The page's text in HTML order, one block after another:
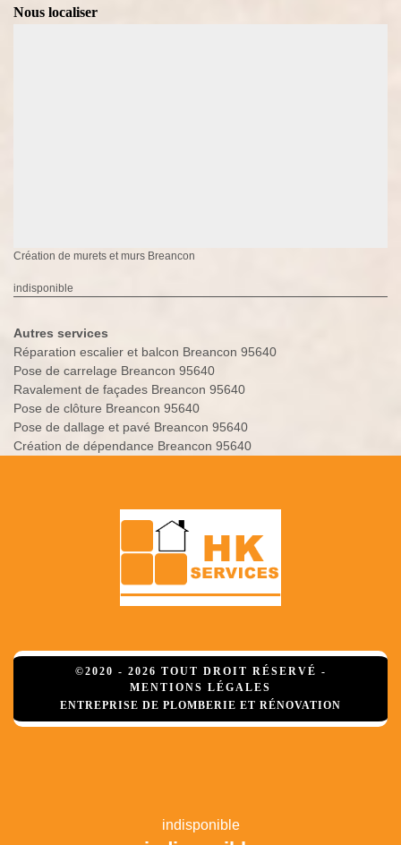
Nous localiser
Création de murets et murs Breancon
indisponible
Autres services
Réparation escalier et balcon Breancon 95640
Pose de carrelage Breancon 95640
Ravalement de façades Breancon 95640
Pose de clôture Breancon 95640
Pose de dallage et pavé Breancon 95640
Création de dépendance Breancon 95640
©2020 - 2026 TOUT DROIT RÉSERVÉ -
MENTIONS LÉGALES
ENTREPRISE DE PLOMBERIE ET RÉNOVATION
indisponible